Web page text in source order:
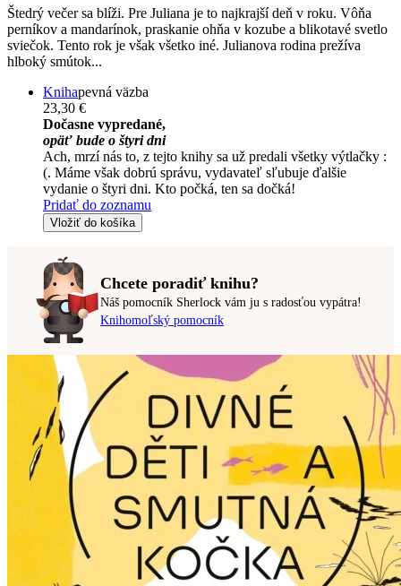
Štedrý večer sa blíži. Pre Juliana je to najkrajší deň v roku. Vôňa
perníkov a mandarínok, praskanie ohňa v kozube a blikotavé svetlo
sviečok. Tento rok je však všetko iné. Julianova rodina prežíva
hlboký smútok...
Knihapevná väzba
23,30 €
Dočasne vypredané,
opäť bude o štyri dni
Ach, mrzí nás to, z tejto knihy sa už predali všetky výtlačky :
(. Máme však dobrú správu, vydavateľ sľubuje ďalšie
vydanie o štyri dni. Kto počká, ten sa dočká!
Pridať do zoznamu
Vložiť do košíka
Chcete poradiť knihu?
Náš pomocník Sherlock vám ju s radosťou vypátra!
Knihomoľský pomocník